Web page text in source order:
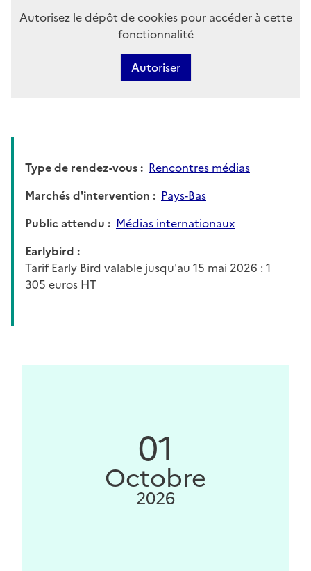
Autorisez le dépôt de cookies pour accéder à cette
fonctionnalité
Autoriser
Type de rendez-vous
Rencontres médias
Marchés d'intervention
Pays-Bas
Public attendu
Médias internationaux
Earlybird
Tarif Early Bird valable jusqu'au 15 mai 2026 : 1
305 euros HT
01
Octobre
2026